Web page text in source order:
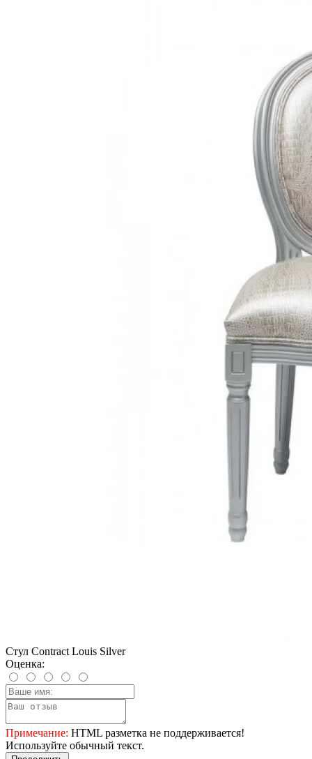
Стул Contract Louis Silver
Оценка:
Примечание: HTML разметка не поддерживается!
Используйте обычный текст.